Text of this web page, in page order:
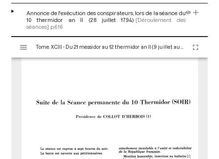
Annonce de l'exécution des conspirateurs, lors de la séance du
10 thermidor an II (28 juillet 1794) [Déroulement des
séances] p.616
s